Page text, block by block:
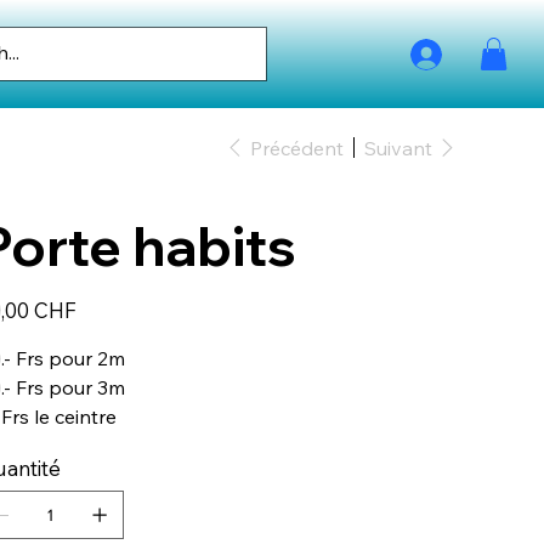
Précédent Suivant
habits
CHF
Frs pour 2m
Frs pour 3m
Frs le ceintre